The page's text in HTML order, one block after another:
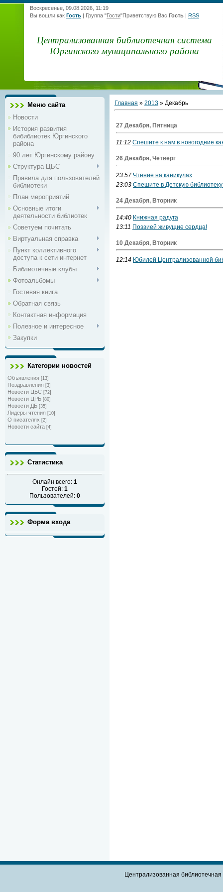
Воскресенье, 09.08.2026, 11:19
Вы вошли как Гость | Группа "Гости"Приветствую Вас Гость | RSS
Централизованная библиотечная система
Юргинского муниципального района
Меню сайта
Новости
История развития
бибиблиотек Юргинского
района
90 лет Юргинскому району
Структура ЦБС
Правила для пользователей
библиотеки
План мероприятий
Основные итоги
деятельности библиотек
Советуем почитать
Виртуальная справка
Пункт коллективного
доступа к сети интернет
Библиотечные клубы
Фотоальбомы
Гостевая книга
Обратная связь
Контактная информация
Полезное и интересное
Закупки
Категории новостей
Объявления [13]
Поздравления [3]
Новости ЦБС [72]
Новости ЦРБ [80]
Новости ДБ [35]
Лидеры чтения [10]
О писателях [2]
Новости сайта [4]
Статистика
Онлайн всего: 1
Гостей: 1
Пользователей: 0
Форма входа
Главная » 2013 » Декабрь
27 Декабря, Пятница
11:12 Спешите к нам в новогодние
26 Декабря, Четверг
23:57 Чтение на каникулах
23:03 Спешите в Детскую
24 Декабря, Вторник
14:40 Книжная радуга
13:11 Поэзией живущие сердца!
10 Декабря, Вторник
12:14 Юбилей Централизованной
Централизованная